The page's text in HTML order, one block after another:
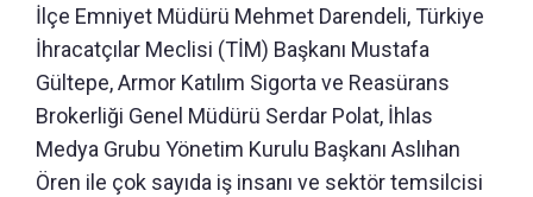
İlçe Emniyet Müdürü Mehmet Darendeli, Türkiye
İhracatçılar Meclisi (TİM) Başkanı Mustafa
Gültepe, Armor Katılım Sigorta ve Reasürans
Brokerliği Genel Müdürü Serdar Polat, İhlas
Medya Grubu Yönetim Kurulu Başkanı Aslıhan
Ören ile çok sayıda iş insanı ve sektör temsilcisi